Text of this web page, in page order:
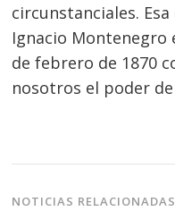
circunstanciales.
Ignacio
de febrero de 1870
nosotros el poder
NOTICIAS RELACIONADAS